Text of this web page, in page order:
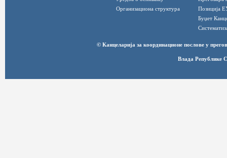
Организациона структура
Позиција
Буџет
© Канцеларија за координационе послове у
Влада Републике